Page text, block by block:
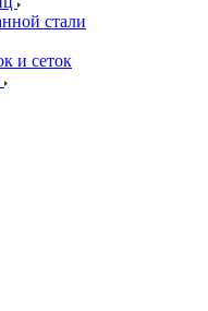
стали
и сеток